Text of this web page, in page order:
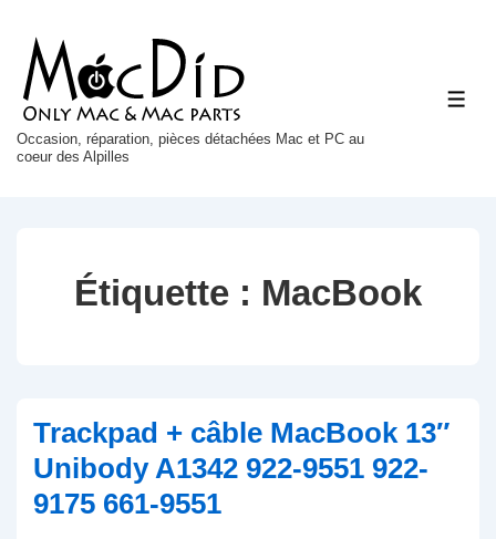
passer
contenu
principal
Occasion, réparation, pièces détachées Mac et PC au
coeur des Alpilles
Étiquette : MacBook
Trackpad + câble MacBook 13″
Unibody A1342 922-9551 922-
9175 661-9551